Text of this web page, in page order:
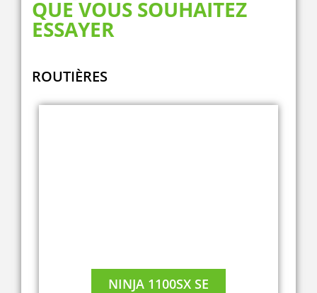
QUE VOUS SOUHAITEZ
ESSAYER
ROUTIÈRES
NINJA 1100SX SE